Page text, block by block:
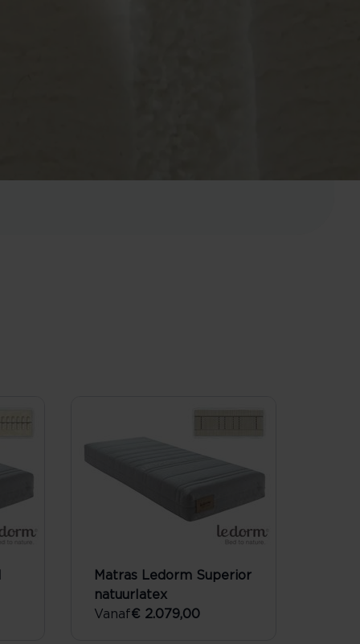
Matras Ledorm Superior
natuurlatex
Vanaf€ 2.079,00